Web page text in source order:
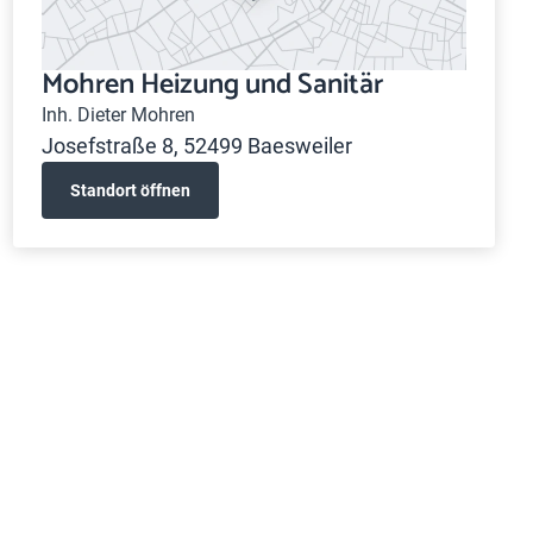
Mohren Heizung und Sanitär
Inh. Dieter Mohren
Josefstraße 8, 52499 Baesweiler
Standort öffnen